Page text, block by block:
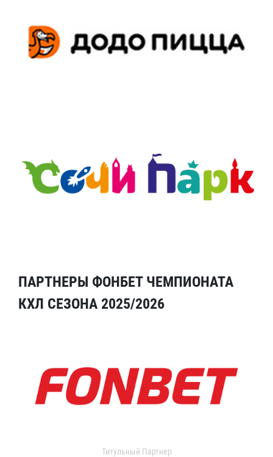
ПАРТНЕРЫ ФОНБЕТ ЧЕМПИОНАТА
КХЛ СЕЗОНА 2025/2026
Титульный Партнер